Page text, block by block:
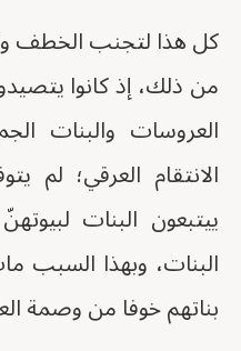
كل هذا لتجنب الخطف
من ذلك، إذ كانوا
العروسات والبنات
الانتقام العرقي؛ لم
ييتبعون البنات
البنات، وبهذا السبب
بناتهم خوفا من وصمة